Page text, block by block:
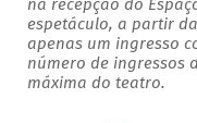
na recepção do
espetáculo, a partir
apenas um ingresso
número de ingressos
máxima do teatro.